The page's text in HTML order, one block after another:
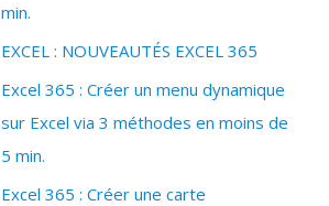
min.
EXCEL : NOUVEAUTÉS EXCEL 365
Excel 365 : Créer un menu dynamique
sur Excel via 3 méthodes en moins de
5 min.
Excel 365 : Créer une carte